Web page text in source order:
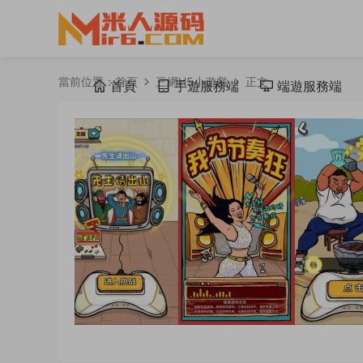
首頁 手遊服務端 端遊服務端
當前位置：首頁 三網H5小遊戲 正文